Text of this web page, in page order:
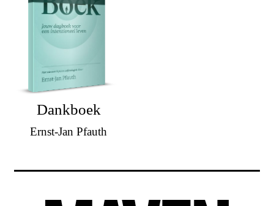
Dankboek
Ernst-Jan Pfauth